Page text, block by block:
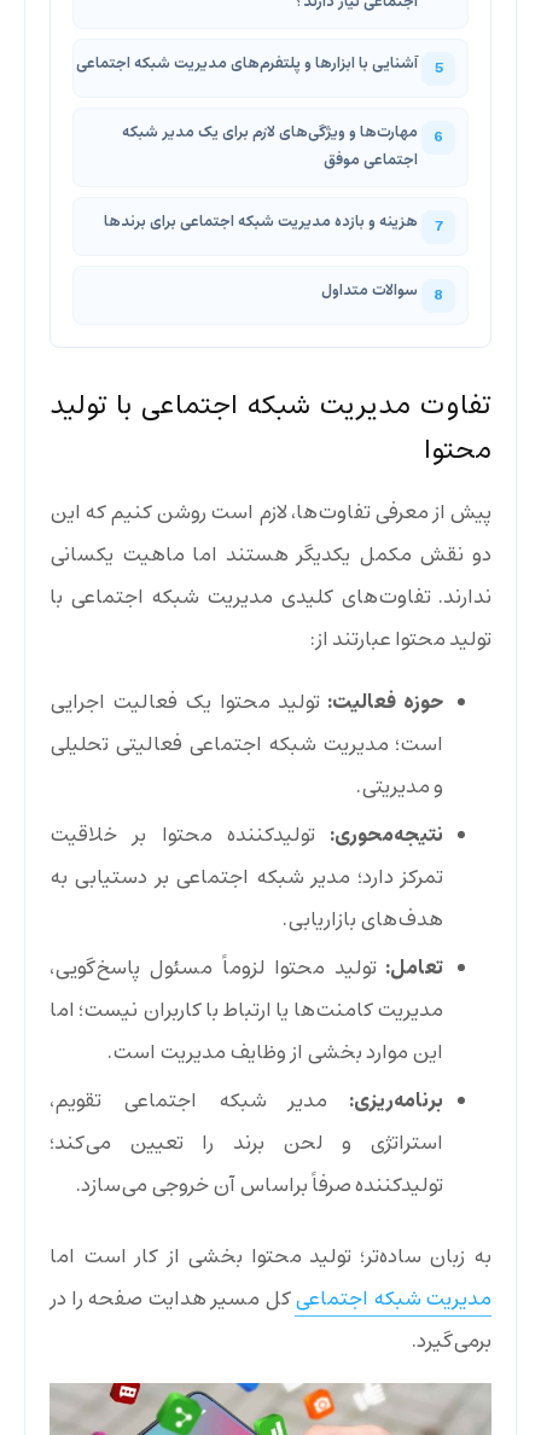
آشنایی با ابزارها و پلتفرم‌های مدیریت شبکه اجتماعی
مهارت‌ها و ویژگی‌های لازم برای یک مدیر شبکه
اجتماعی موفق
هزینه و بازده مدیریت شبکه اجتماعی برای برندها
سوالات متداول
تفاوت مدیریت شبکه اجتماعی با تولید
محتوا
پیش از معرفی تفاوت‌ها، لازم است روشن کنیم که این
دو نقش مکمل یکدیگر هستند اما ماهیت یکسانی
ندارند. تفاوت‌های کلیدی مدیریت شبکه اجتماعی با
تولید محتوا عبارتند از:
حوزه فعالیت: تولید محتوا یک فعالیت اجرایی
است؛ مدیریت شبکه اجتماعی فعالیتی تحلیلی
و مدیریتی.
نتیجه‌محوری: تولیدکننده محتوا بر خلاقیت
تمرکز دارد؛ مدیر شبکه اجتماعی بر دستیابی به
هدف‌های بازاریابی.
تعامل: تولید محتوا لزوماً مسئول پاسخ‌گویی،
مدیریت کامنت‌ها یا ارتباط با کاربران نیست؛ اما
این موارد بخشی از وظایف مدیریت است.
برنامه‌ریزی: مدیر شبکه اجتماعی تقویم،
استراتژی و لحن برند را تعیین می‌کند؛
تولیدکننده صرفاً براساس آن خروجی می‌سازد.
به زبان ساده‌تر؛ تولید محتوا بخشی از کار است اما
مدیریت شبکه اجتماعیکل مسیر هدایت صفحه را در
برمی‌گیرد.